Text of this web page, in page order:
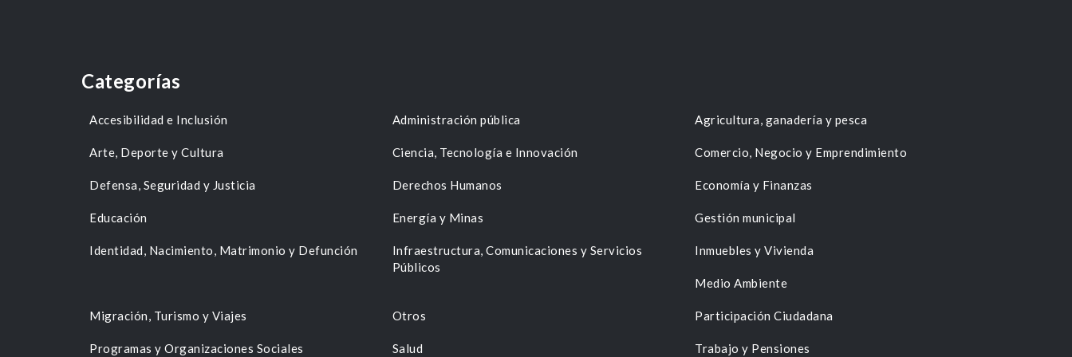
Categorías
Accesibilidad e Inclusión Administración pública Agricultura, ganadería y pesca
Arte, Deporte y Cultura Ciencia, Tecnología e Innovación Comercio, Negocio y Emprendimiento
Defensa, Seguridad y Justicia Derechos Humanos Economía y Finanzas
Educación Energía y Minas Gestión municipal
Identidad, Nacimiento, Matrimonio y Defunción
Infraestructura, Comunicaciones y Servicios
Públicos
Inmuebles y Vivienda
Medio Ambiente
Migración, Turismo y Viajes Otros Participación Ciudadana
Programas y Organizaciones Sociales Salud Trabajo y Pensiones